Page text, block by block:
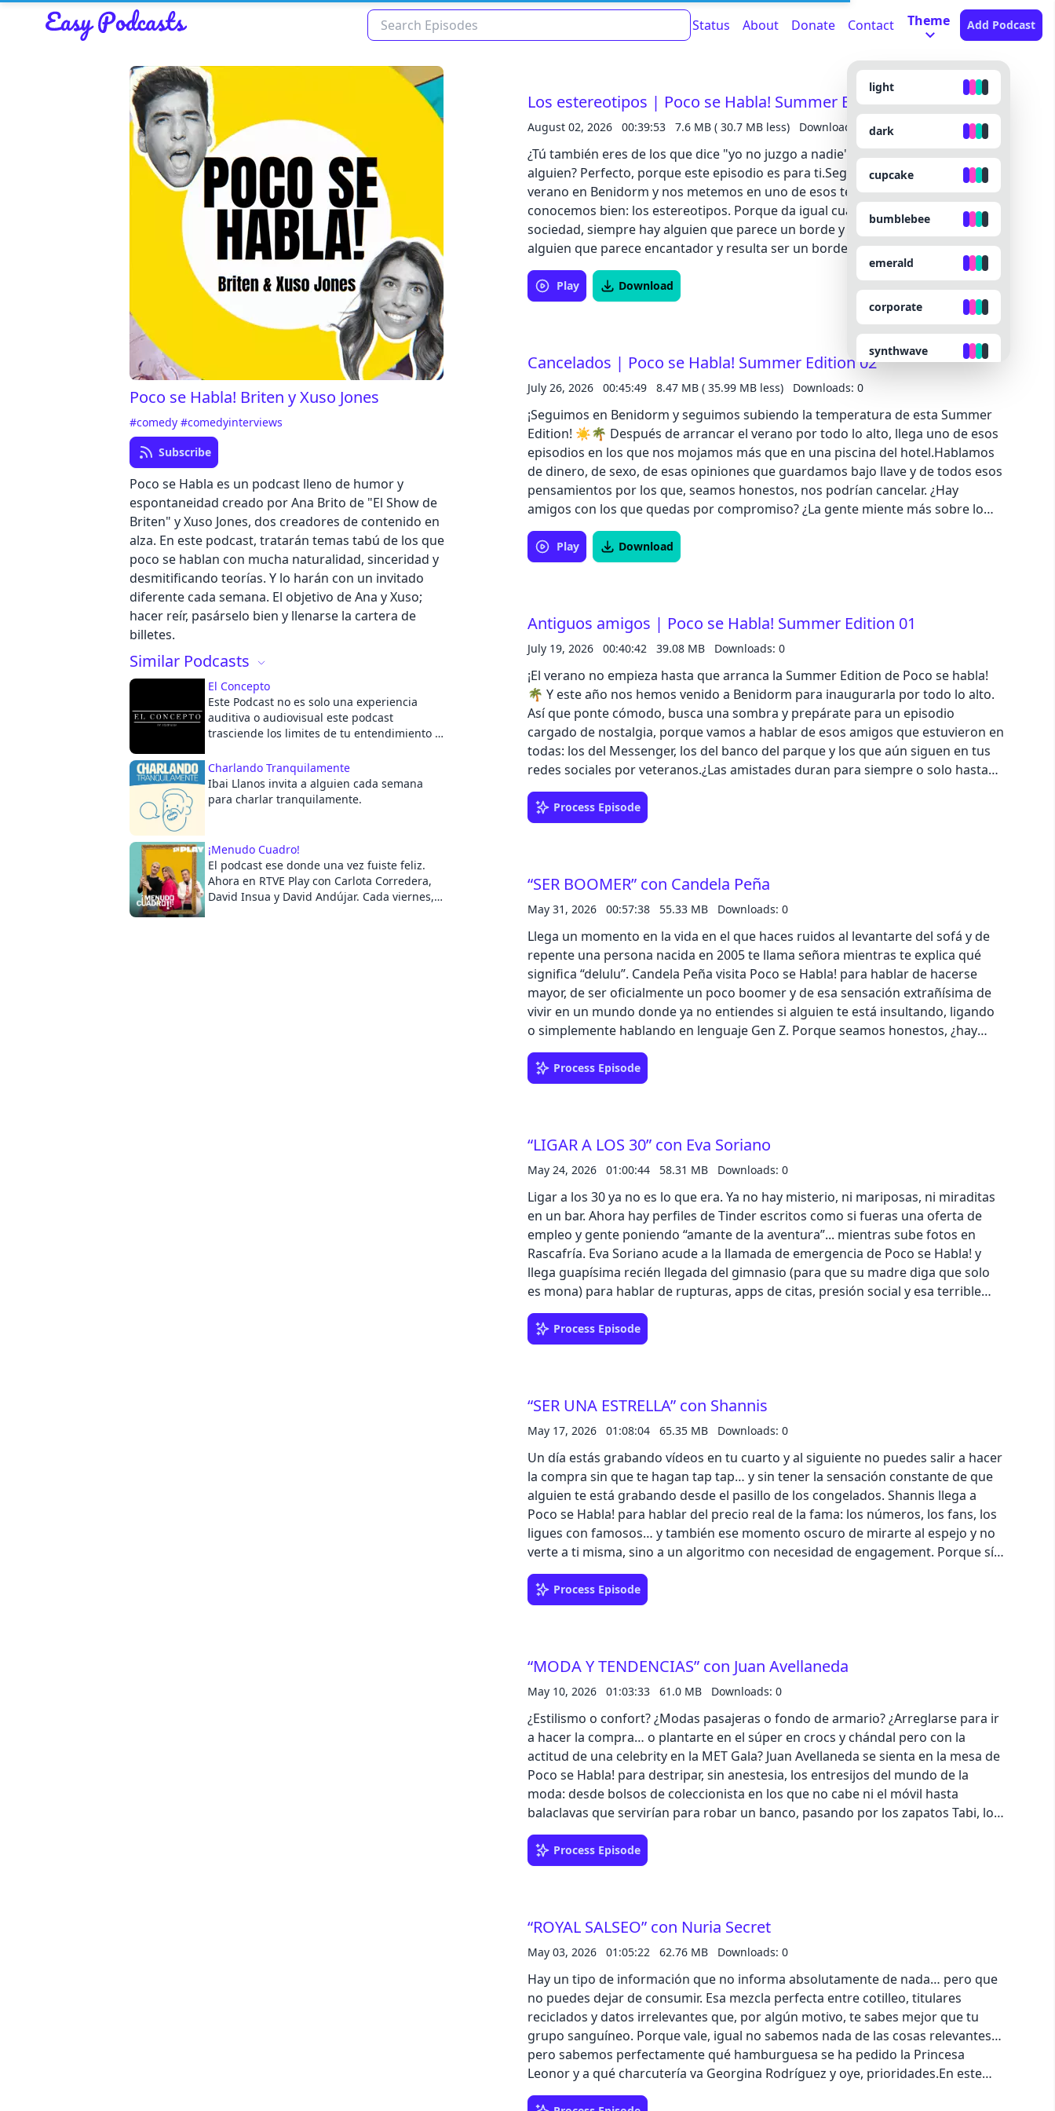
Read about our content policies
Status About Donate Contact Theme
light
dark
cupcake
bumblebee
emerald
corporate
synthwave
cyberpunk
valentine
forest
lofi
pastel
dracula
cmyk
night
coffee
Add Podcast
Poco se Habla! Briten y Xuso Jones
#comedy#comedyinterviews
Subscribe
Poco se Habla es un podcast lleno de humor y
espontaneidad creado por Ana Brito de "El Show de
Briten" y Xuso Jones, dos creadores de contenido en
alza. En este podcast, tratarán temas tabú de los que
poco se hablan con mucha naturalidad, sinceridad y
desmitificando teorías. Y lo harán con un invitado
diferente cada semana. El objetivo de Ana y Xuso;
hacer reír, pasárselo bien y llenarse la cartera de
billetes.
Similar Podcasts
El Concepto
Este Podcast no es solo una experiencia
auditiva o audiovisual este podcast
trasciende los limites de tu entendimiento y
un Concepto mayor, antes acabaras
entendiendo. Tu solo ponte cómodo y
disfruta.
Charlando Tranquilamente
Ibai Llanos invita a alguien cada semana
para charlar tranquilamente.
¡Menudo Cuadro!
El podcast ese donde una vez fuiste feliz.
Ahora en RTVE Play con Carlota Corredera,
David Insua y David Andújar. Cada viernes,
Los estereotipos | Poco se Habla! Summer Edition 03
August 02, 2026 00:39:53 7.6 MB ( 30.7 MB less) Downloads: 0
¿Tú también eres de los que dice "yo no juzgo a nadie" justo antes de juzgar a
alguien? Perfecto, porque este episodio es para ti.Seguimos disfrutando del
verano en Benidorm y nos metemos en uno de esos temas que todos
conocemos bien: los estereotipos. Porque da igual cuánto evolucionemos como
sociedad, siempre hay alguien que parece un borde y resulta ser encantador,
alguien que parece encantador y resulta ser un borde, y algún prejuicio que
jurábamos no tener... hasta que aparece delante de nosotros.Hablamos de
primeras impresiones, de tópicos que nos persiguen desde hace años, de
etiquetas imposibles de quitarse y de esas red flags que nos inventamos para
decidir si alguien nos cae bien en menos de treinta segundos. Y, por supuesto,
vuelve Noemí Salazar para ayudarnos a desmontar unos cuantos prejuicios... ¡o
a confirmarlos! Dale al play, que hoy venimos a hablar de etiquetas... y a
ponernos unas cuantas por el camino✨
Play Download
Cancelados | Poco se Habla! Summer Edition 02
July 26, 2026 00:45:49 8.47 MB ( 35.99 MB less) Downloads: 0
¡Seguimos en Benidorm y seguimos subiendo la temperatura de esta Summer
Edition! ☀️🌴 Después de arrancar el verano por todo lo alto, llega uno de esos
episodios en los que nos mojamos más que en una piscina del hotel.Hablamos
de dinero, de sexo, de esas opiniones que guardamos bajo llave y de todos esos
pensamientos por los que, seamos honestos, nos podrían cancelar. ¿Hay
amigos con los que quedas por compromiso? ¿La gente miente más sobre lo
que gana o sobre lo que liga? Y, sobre todo, ¿por qué hay temas que todavía nos
cuesta tanto reconocer?Un episodio con la tremendísima Shannis en la que
abrimos melones, nos emtemos en jardines y demostramos que hay
Play Download
Antiguos amigos | Poco se Habla! Summer Edition 01
July 19, 2026 00:40:42 39.08 MB Downloads: 0
¡El verano no empieza hasta que arranca la Summer Edition de Poco se habla!
🌴 Y este año nos hemos venido a Benidorm para inaugurarla por todo lo alto.
Así que ponte cómodo, busca una sombra y prepárate para un episodio
cargado de nostalgia, porque vamos a hablar de esos amigos que estuvieron en
todas: los del Messenger, los del banco del parque y los que aún siguen en tus
redes sociales por veteranos.¿Las amistades duran para siempre o solo hasta
que crecemos? ¿Seguimos siendo amigos por afinidad o por costumbre? ¿Y qué
pasa cuando una amistad se rompe? Además, para arrancar esta aventura
veraniega tenemos una invitada de lujo: Noemí Salazar, que viene dispuesta a
Process Episode
“SER BOOMER” con Candela Peña
May 31, 2026 00:57:38 55.33 MB Downloads: 0
Llega un momento en la vida en el que haces ruidos al levantarte del sofá y de
repente una persona nacida en 2005 te llama señora mientras te explica qué
significa “delulu”. Candela Peña visita Poco se Habla! para hablar de hacerse
mayor, de ser oficialmente un poco boomer y de esa sensación extrañísima de
vivir en un mundo donde ya no entiendes si alguien te está insultando, ligando
o simplemente hablando en lenguaje Gen Z. Porque seamos honestos, ¿hay
mayor crisis vital que no saber lo que significa 6-7?Porque sí, todos nos reíamos
de nuestros padres cuando imprimían billetes de avión o mandaban GIFs de
“buenos días” al grupo familiar… hasta que un día te descubres escribiendo “ok”
atrás, Mari.Llévate hasta 50€ por la cara al pasarte a N26, nuestro banco de
confianza, con el código POCOSEHABLAN26: ⁠https://shorturl.at/ls9bc
Process Episode
“LIGAR A LOS 30” con Eva Soriano
May 24, 2026 01:00:44 58.31 MB Downloads: 0
Ligar a los 30 ya no es lo que era. Ya no hay misterio, ni mariposas, ni miraditas
en un bar. Ahora hay perfiles de Tinder escritos como si fueras una oferta de
empleo y gente poniendo “amante de la aventura”... mientras sube fotos en
Rascafría. Eva Soriano acude a la llamada de emergencia de Poco se Habla! y
llega guapísima recién llegada del gimnasio (para que su madre diga que solo
es mona) para hablar de rupturas, apps de citas, presión social y esa terrible
etapa vital en la que todo el mundo empieza a preguntarte si “se te va a pasar el
arroz” como si fueras un tupper olvidado en la nevera.Un episodio sobre Raya,
ligues que dan pereza, relaciones que se alargan por miedo y hombres que no
TikToks en pijama sin que nadie te moleste también tiene su punto.Llévate hasta
50€ por la cara al pasarte a N26, nuestro banco de confianza, con el código
POCOSEHABLAN26: ⁠https://shorturl.at/ls9bc
Process Episode
“SER UNA ESTRELLA” con Shannis
May 17, 2026 01:08:04 65.35 MB Downloads: 0
Un día estás grabando vídeos en tu cuarto y al siguiente no puedes salir a hacer
la compra sin que te hagan tap tap… y sin tener la sensación constante de que
alguien te está grabando desde el pasillo de los congelados. Shannis llega a
Poco se Habla! para hablar del precio real de la fama: los números, los fans, los
ligues con famosos… y también ese momento oscuro de mirarte al espejo y no
verte a ti misma, sino a un algoritmo con necesidad de engagement. Porque sí,
cariño, puedes tener millones de visitas y aun así sentirte vacía.Un episodio
sobre crisis existenciales, compras absurdas, postureo, DMs con fueguitos,
dependencia de la dopamina digital… ¿y un poquito de sarna? Vamos, lo que
al pasarte a N26, nuestro banco de confianza, con el código POCOSEHABLAN26:
⁠https://shorturl.at/ls9bc
Process Episode
“MODA Y TENDENCIAS” con Juan Avellaneda
May 10, 2026 01:03:33 61.0 MB Downloads: 0
¿Estilismo o confort? ¿Modas pasajeras o fondo de armario? ¿Arreglarse para ir
a hacer la compra… o plantarte en el súper en crocs y chándal pero con la
actitud de una celebrity en la MET Gala? Juan Avellaneda se sienta en la mesa de
Poco se Habla! para destripar, sin anestesia, los entresijos del mundo de la
moda: desde bolsos de coleccionista en los que no cabe ni el móvil hasta
balaclavas que servirían para robar un banco, pasando por los zapatos Tabi, los
camel toes y ese revival constante de los 2000 que nadie pidió y que
honestamente, no hace justicia a las pintas que llevábamos por entonces.Un
episodio con bastante veneno estilístico, opiniones que escuecen un poco y
moda cambia, evoluciona y se reinventa… pero tú sigues cayendo. Y lo sabes.
Aunque por ahora, mientras no vuelvan a ponerse de moda los pantalones
pitillo… todo bien.Llévate hasta 50€ por la cara al pasarte a N26, nuestro banco
de confianza, con el código POCOSEHABLAN26: ⁠https://shorturl.at/ls9bc
Process Episode
“ROYAL SALSEO” con Nuria Secret
May 03, 2026 01:05:22 62.76 MB Downloads: 0
Hay un tipo de información que no informa absolutamente de nada… pero que
no puedes dejar de consumir. Esa mezcla perfecta entre cotilleo, titulares
reciclados y datos irrelevantes que, por algún motivo, te sabes mejor que tu
grupo sanguíneo. Porque vale, igual no sabemos nada de las cosas relevantes…
pero sabemos perfectamente qué hamburguesa se ha pedido la Princesa
Leonor y a qué charcutería va Georgina Rodríguez y oye, prioridades.En este
episodio de Poco se Habla! nos sentamos con Nuria Secret para meternos de